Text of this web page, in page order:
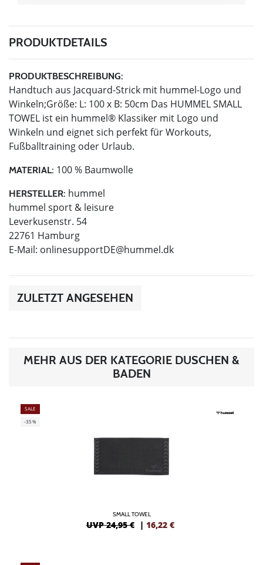
PRODUKTDETAILS
PRODUKTBESCHREIBUNG:
Handtuch aus Jacquard-Strick mit hummel-Logo und
Winkeln;Größe: L: 100 x B: 50cm Das HUMMEL SMALL
TOWEL ist ein hummel® Klassiker mit Logo und
Winkeln und eignet sich perfekt für Workouts,
Fußballtraining oder Urlaub.
MATERIAL: 100 % Baumwolle
HERSTELLER: hummel
hummel sport & leisure
Leverkusenstr. 54
22761 Hamburg
E-Mail: onlinesupportDE@hummel.dk
ZULETZT ANGESEHEN
MEHR AUS DER KATEGORIE DUSCHEN &
BADEN
SALE
-35%
SMALL TOWEL
UVP 24,95 € | 16,22 €